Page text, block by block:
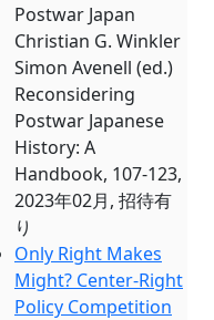
Postwar Japan
Christian G. Winkler
Simon Avenell (ed.)
Reconsidering
Postwar Japanese
History: A
Handbook, 107-123,
2023年02月, 招待有
り
Only Right Makes
Might? Center-Right
Policy Competition